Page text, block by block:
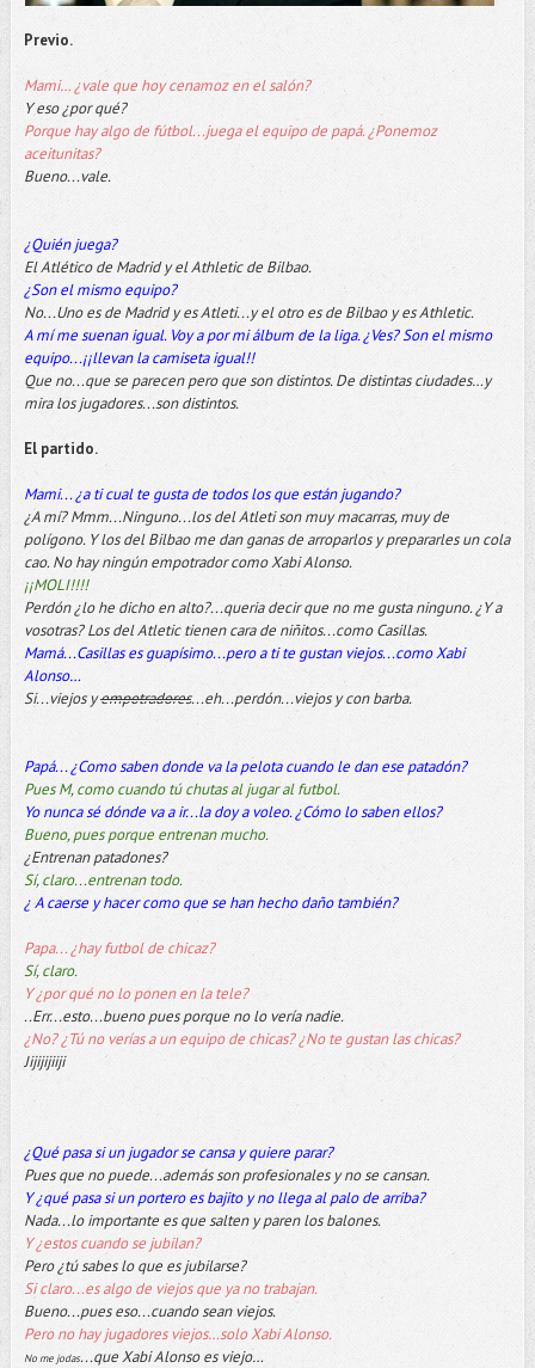
Previo.
Mami… ¿vale que hoy cenamoz en el salón?
Y eso ¿por qué?
Porque hay algo de fútbol...juega el equipo de papá. ¿Ponemoz
aceitunitas?
Bueno...vale.
¿Quién juega?
El Atlético de Madrid y el Athletic de Bilbao.
¿Son el mismo equipo?
No...Uno es de Madrid y es Atleti...y el otro es de Bilbao y es Athletic.
A mí me suenan igual. Voy a por mi álbum de la liga. ¿Ves? Son el mismo
equipo...¡¡llevan la camiseta igual!!
Que no...que se parecen pero que son distintos. De distintas ciudades…y
mira los jugadores...son distintos.
El partido.
Mami... ¿a ti cual te gusta de todos los que están jugando?
¿A mí? Mmm...Ninguno...los del Atleti son muy macarras, muy de
polígono. Y los del Bilbao me dan ganas de arroparlos y prepararles un cola
cao. No hay ningún empotrador como Xabi Alonso.
¡¡MOLI!!!!
Perdón ¿lo he dicho en alto?...queria decir que no me gusta ninguno. ¿Y a
vosotras? Los del Atletic tienen cara de niñitos...como Casillas.
Mamá...Casillas es guapísimo...pero a ti te gustan viejos...como Xabi
Alonso…
Si...viejos yempotradores...eh...perdón...viejos y con barba.
Papá... ¿Como saben donde va la pelota cuando le dan ese patadón?
Pues M, como cuando tú chutas al jugar al futbol.
Yo nunca sé dónde va a ir...la doy a voleo. ¿Cómo lo saben ellos?
Bueno, pues porque entrenan mucho.
¿Entrenan patadones?
Sí, claro...entrenan todo.
¿ A caerse y hacer como que se han hecho daño también?
Papa... ¿hay futbol de chicaz?
Sí, claro.
Y ¿por qué no lo ponen en la tele?
..Err...esto...bueno pues porque no lo vería nadie.
¿No? ¿Tú no verías a un equipo de chicas? ¿No te gustan las chicas?
Jijijijiiji
¿Qué pasa si un jugador se cansa y quiere parar?
Pues que no puede...además son profesionales y no se cansan.
Y ¿qué pasa si un portero es bajito y no llega al palo de arriba?
Nada...lo importante es que salten y paren los balones.
Y ¿estos cuando se jubilan?
Pero ¿tú sabes lo que es jubilarse?
Si claro...es algo de viejos que ya no trabajan.
Bueno...pues eso...cuando sean viejos.
Pero no hay jugadores viejos…solo Xabi Alonso.
No me jodas...que Xabi Alonso es viejo…